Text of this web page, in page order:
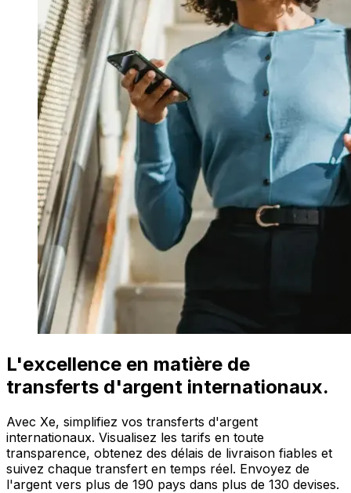
L'excellence en matière de
transferts d'argent internationaux.
Avec Xe, simplifiez vos transferts d'argent
internationaux. Visualisez les tarifs en toute
transparence, obtenez des délais de livraison fiables et
suivez chaque transfert en temps réel. Envoyez de
l'argent vers plus de 190 pays dans plus de 130 devises.